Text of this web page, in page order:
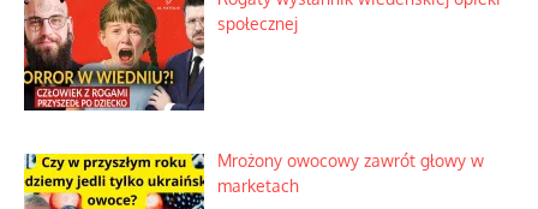
społecznej
Mrożony owocowy zawrót głowy w
marketach